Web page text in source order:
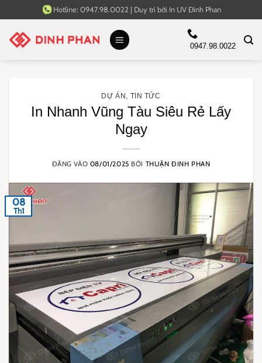
qua
nội
Hotline: 0947.98.0022 | Duy trì bởi In UV Đinh Phan
0947.98.0022
DỰ ÁN TIN TỨC
In Nhanh Vũng Tàu Siêu Rẻ Lấy
Ngay
ĐĂNG VÀO 08/01/2025 BỞI THUẬN ĐINH PHAN
08
Th1